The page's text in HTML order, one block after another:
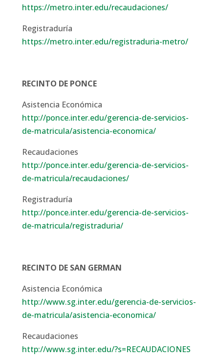
https://metro.inter.edu/recaudaciones/
Registraduría
https://metro.inter.edu/registraduria-metro/
RECINTO DE PONCE
Asistencia Económica
http://ponce.inter.edu/gerencia-de-servicios-
de-matricula/asistencia-economica/
Recaudaciones
http://ponce.inter.edu/gerencia-de-servicios-
de-matricula/recaudaciones/
Registraduría
http://ponce.inter.edu/gerencia-de-servicios-
de-matricula/registraduria/
RECINTO DE SAN GERMAN
Asistencia Económica
http://www.sg.inter.edu/gerencia-de-servicios-
de-matricula/asistencia-economica/
Recaudaciones
http://www.sg.inter.edu/?s=RECAUDACIONES